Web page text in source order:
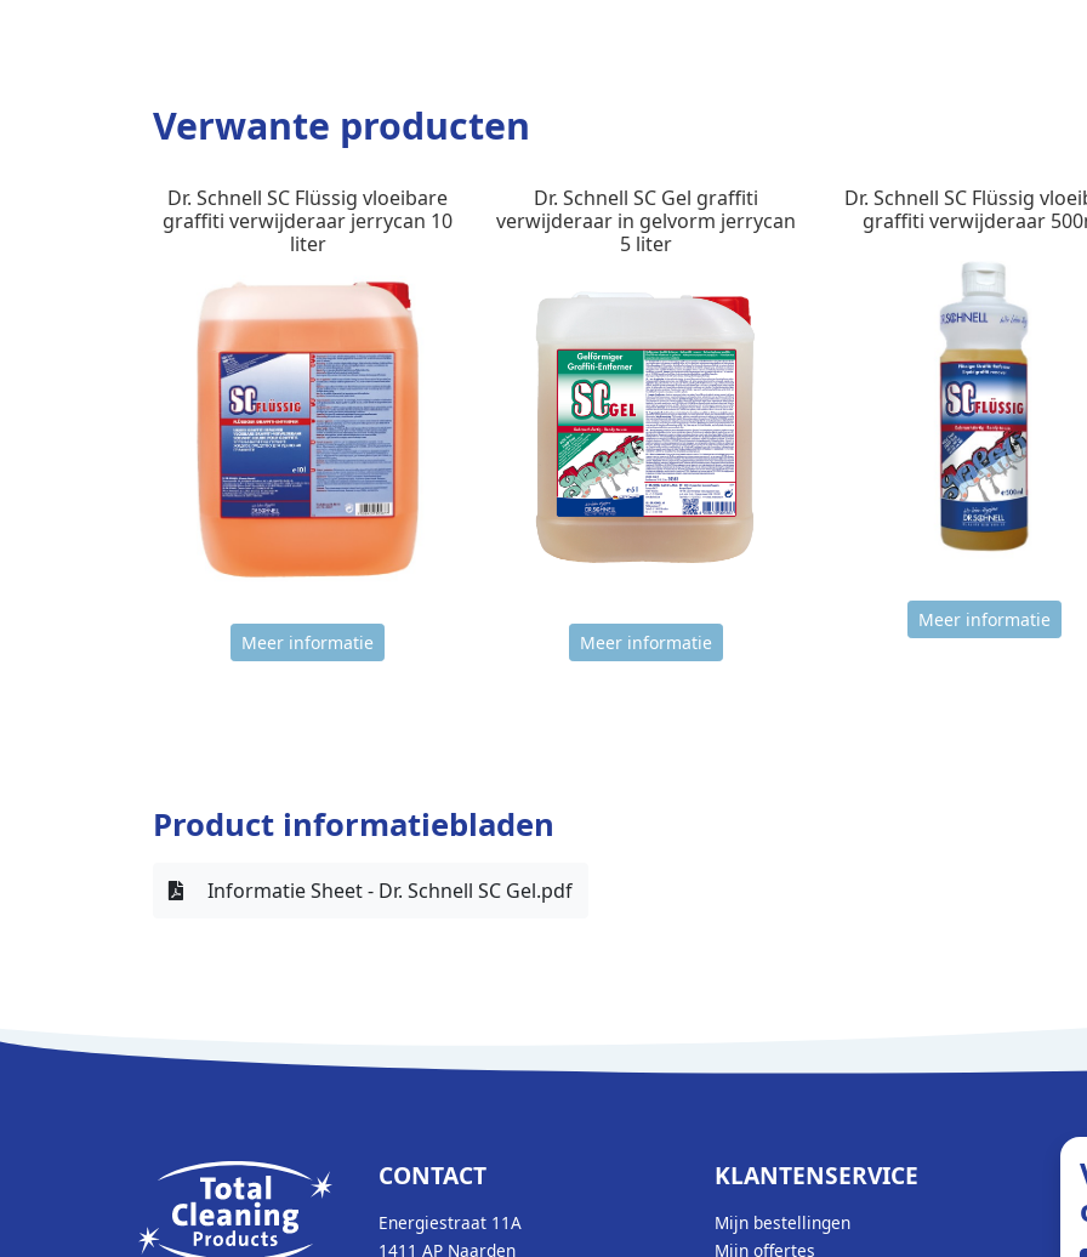
Verwante producten
Dr. Schnell SC Flüssig vloeibare
graffiti verwijderaar jerrycan 10
liter
Meer informatie
Dr. Schnell SC Gel graffiti
verwijderaar in gelvorm jerrycan
5 liter
Meer informatie
Dr. Schnell SC Flüssig
graffiti verwijderaar
Meer informatie
Product informatiebladen
Informatie Sheet - Dr. Schnell SC Gel.pdf
CONTACT
Energiestraat 11A
1411 AP Naarden
KLANTENSERVICE
Mijn bestellingen
Mijn offertes